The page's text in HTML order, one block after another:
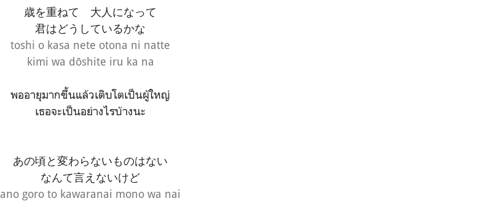
歳を重ねて 大人になって
君はどうしているかな
toshi o kasa nete otona ni natte
kimi wa dōshite iru ka na
พออายุมากขึ้นแล้วเติบโตเป็นผู้ใหญ่
เธอจะเป็นอย่างไรบ้างนะ
あの頃と変わらないものはない
なんて言えないけど
ano goro to kawaranai mono wa nai